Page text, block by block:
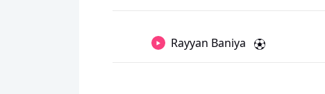
Rayyan Baniya